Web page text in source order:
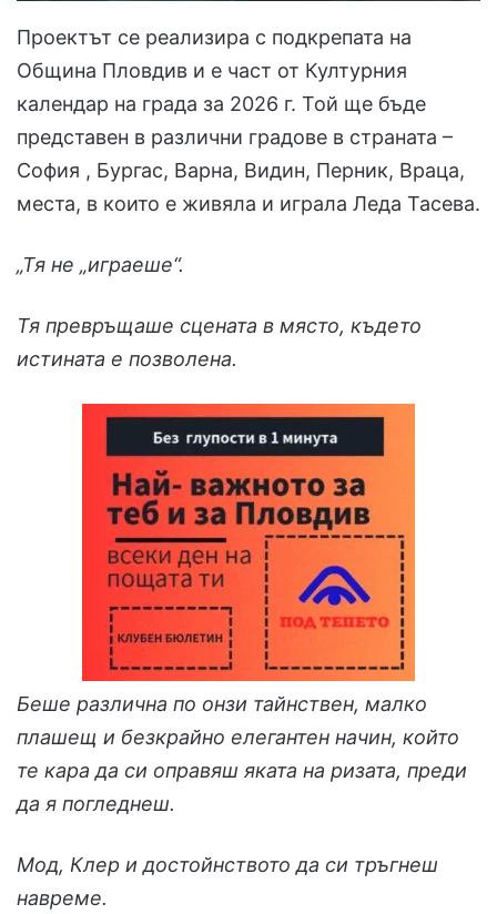
Проектът се реализира с подкрепата на
Община Пловдив и е част от Културния
календар на града за 2026 г. Той ще бъде
представен в различни градове в страната –
София , Бургас, Варна, Видин, Перник, Враца,
места, в които е живяла и играла Леда Тасева.
„Тя не „играеше“.
Тя превръщаше сцената в място, където
истината е позволена.
Беше различна по онзи тайнствен, малко
плашещ и безкрайно елегантен начин, който
те кара да си оправяш яката на ризата, преди
да я погледнеш.
Мод, Клер и достойнството да си тръгнеш
навреме.